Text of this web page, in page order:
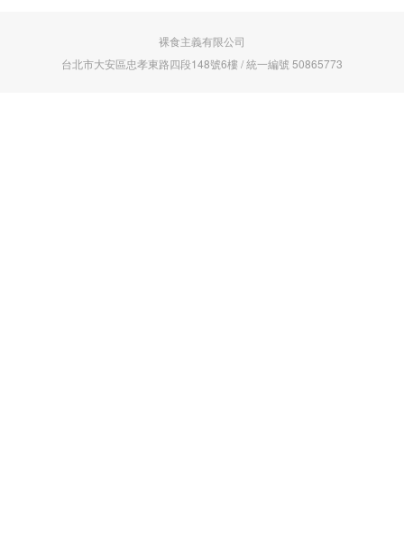
裸食主義有限公司
台北市大安區忠孝東路四段148號6樓 / 統一編號 50865773